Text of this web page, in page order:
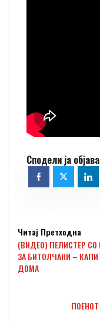
Читај Претходна
(ВИДЕО) ПЕЛИСТЕР СО
ЗА БИТОЛЧАНИ –
ДОМА